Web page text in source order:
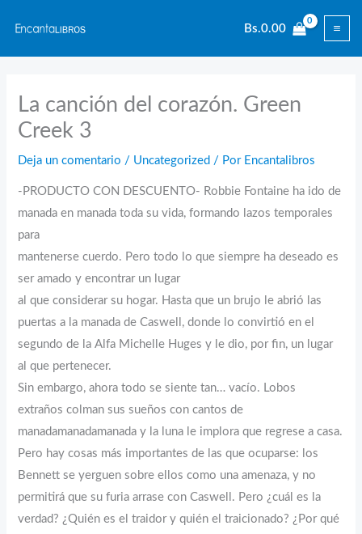
contenido
Bs.0.00
La canción del corazón. Green
Creek 3
Deja un comentario / Uncategorized / Por Encantalibros
-PRODUCTO CON DESCUENTO- Robbie Fontaine ha ido de
manada en manada toda su vida, formando lazos temporales
para
mantenerse cuerdo. Pero todo lo que siempre ha deseado es
ser amado y encontrar un lugar
al que considerar su hogar. Hasta que un brujo le abrió las
puertas a la manada de Caswell, donde lo convirtió en el
segundo de la Alfa Michelle Huges y le dio, por fin, un lugar
al que pertenecer.
Sin embargo, ahora todo se siente tan… vacío. Lobos
extraños colman sus sueños con cantos de
manadamanadamanada y la luna le implora que regrese a casa.
Pero hay cosas más importantes de las que ocuparse: los
Bennett se yerguen sobre ellos como una amenaza, y no
permitirá que su furia arrase con Caswell. Pero ¿cuál es la
verdad? ¿Quién es el traidor y quién el traicionado? ¿Por qué